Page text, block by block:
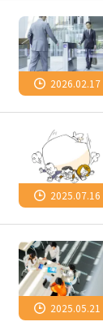
2026.02.17
2025.07.16
2025.05.21